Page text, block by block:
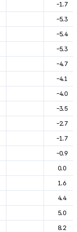
-1.7
-5.3
-5.4
-5.3
-4.7
-4.1
-4.0
-3.5
-2.7
-1.7
-0.9
0.0
1.6
4.4
5.0
8.2